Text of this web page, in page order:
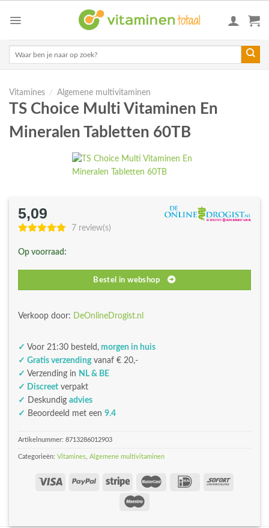
Vitamines / Algemene multivitaminen
TS Choice Multi Vitaminen En
Mineralen Tabletten 60TB
5,09
7 review(s)
Op voorraad:
Bestel in webshop
Verkoop door: DeOnlineDrogist.nl
✓ Voor 21:30 besteld, morgen in huis
✓ Gratis verzendingvanaf € 20,-
✓ Verzending in NL & BE
✓ Discreet verpakt
✓
Deskundig advies
✓ Beoordeeld met een 9.4
Artikelnummer: 8713286012903
Categorieën: Vitamines Algemene multivitaminen